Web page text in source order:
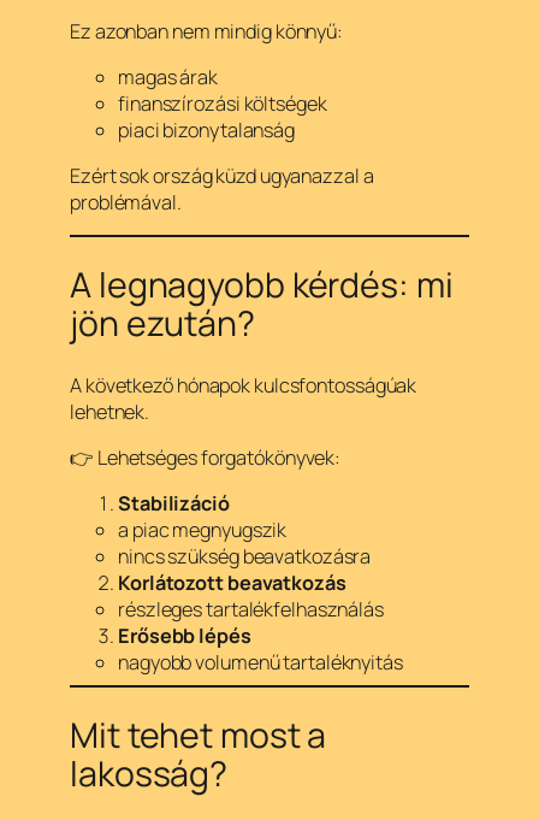
Ez azonban nem mindig könnyű:
magas árak
finanszírozási költségek
piaci bizonytalanság
Ezért sok ország küzd ugyanazzal a
problémával.
A legnagyobb kérdés: mi
jön ezután?
A következő hónapok kulcsfontosságúak
lehetnek.
👉 Lehetséges forgatókönyvek:
Stabilizáció
a piac megnyugszik
nincs szükség beavatkozásra
Korlátozott beavatkozás
részleges tartalékfelhasználás
Erősebb lépés
nagyobb volumenű tartaléknyitás
Mit tehet most a
lakosság?